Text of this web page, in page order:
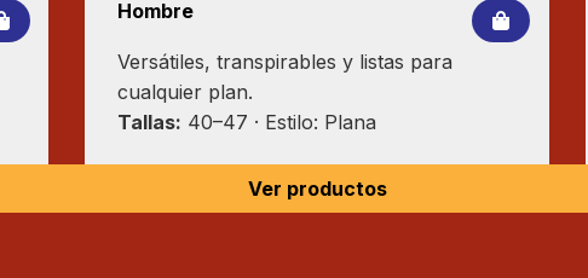
Hombre
Versátiles, transpirables y listas para
cualquier plan.
Tallas: 40–47 · Estilo: Plana
Ver productos